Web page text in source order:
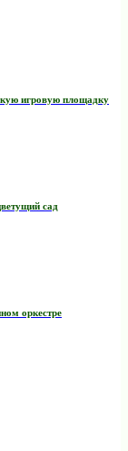
игровую площадку
сад
оркестре